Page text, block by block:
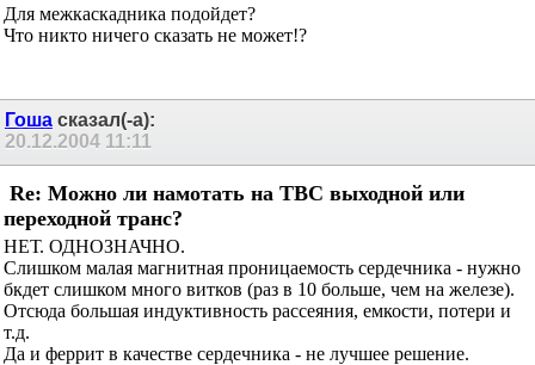
Для межкаскадника подойдет?
Что никто ничего сказать не может!?
Гоша сказал(-а):
20.12.2004 11:11
Re: Можно ли намотать на ТВС выходной или
переходной транс?
НЕТ. ОДНОЗНАЧНО.
Слишком малая магнитная проницаемость сердечника - нужно
бкдет слишком много витков (раз в 10 больше, чем на железе).
Отсюда большая индуктивность рассеяния, емкости, потери и
т.д.
Да и феррит в качестве сердечника - не лучшее решение.